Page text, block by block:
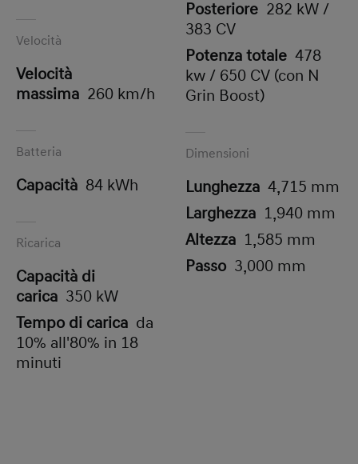
Velocità
Velocità
massima 260 km/h
Batteria
Capacità 84 kWh
Ricarica
Capacità di
carica 350 kW
Tempo di carica da
10% all'80% in 18
minuti
Posteriore 282 kW /
383 CV
Potenza totale 478
kw / 650 CV (con N
Grin Boost)
Dimensioni
Lunghezza 4,715 mm
Larghezza 1,940 mm
Altezza 1,585 mm
Passo 3,000 mm